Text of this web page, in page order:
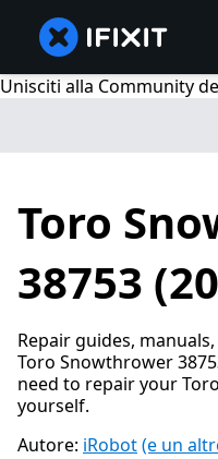
Unisciti alla Community
Toro
38753
Repair guides,
Toro Snowthrower
need to repair your
yourself.
Autore: iRobot(e un